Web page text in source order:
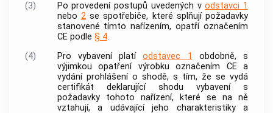
(3)
Po provedení postupů uvedených vodstavci 1
nebo 2se spotřebiče, které splňují požadavky
stanovené tímto nařízením, opatří označením
CE podle § 4.
(4)
Pro vybavení platíodstavec 1
obdobně, s
výjimkou opatření výrobku označením CE a
vydání prohlášení o shodě, s tím, že se vydá
certifikát deklarující shodu vybavení s
požadavky tohoto nařízení, které se na ně
vztahují, a udávající jeho charakteristiky a